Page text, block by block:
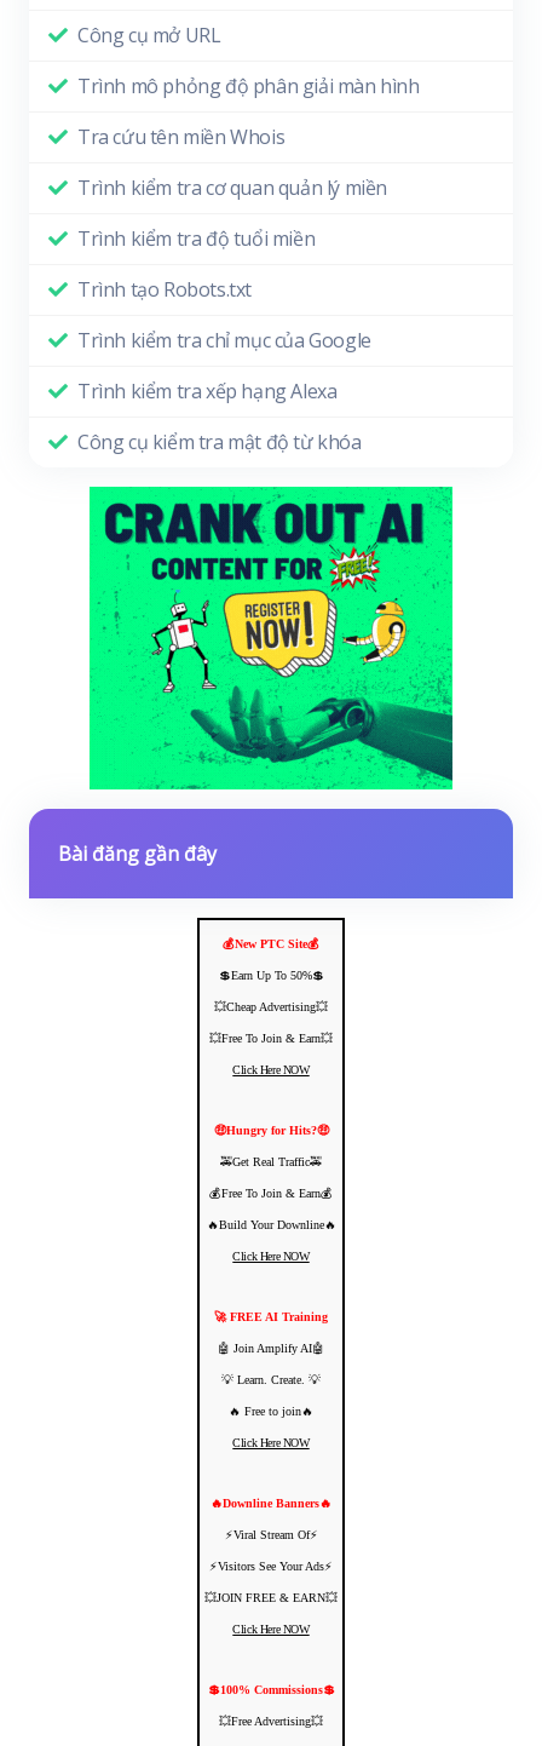
Công cụ mở URL
Trình mô phỏng độ phân giải màn hình
Tra cứu tên miền Whois
Trình kiểm tra cơ quan quản lý miền
Trình kiểm tra độ tuổi miền
Trình tạo Robots.txt
Trình kiểm tra chỉ mục của Google
Trình kiểm tra xếp hạng Alexa
Công cụ kiểm tra mật độ từ khóa
Bài đăng gần đây
💰New PTC Site💰
💲Earn Up To 50%💲
💥Cheap Advertising💥
💥Free To Join & Earn💥
Click Here NOW
🤑Hungry for Hits?🤑
🚕Get Real Traffic🚕
💰Free To Join & Earn💰
🔥Build Your Downline🔥
Click Here NOW
🚀 FREE AI Training
🤖 Join Amplify AI🤖
💡 Learn. Create. 💡
🔥 Free to join🔥
Click Here NOW
🔥Downline Banners🔥
⚡️Viral Stream Of⚡️
⚡️Visitors See Your Ads⚡
💥JOIN FREE & EARN💥
Click Here NOW
💲100% Commissions💲
💥Free Advertising💥